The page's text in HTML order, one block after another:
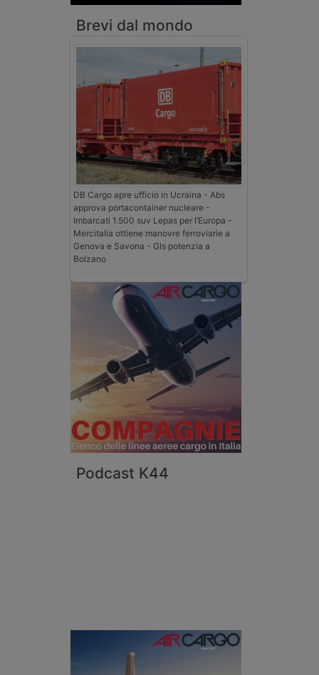
Brevi dal mondo
DB Cargo apre ufficio in Ucraina - Abs
approva portacontainer nucleare -
Imbarcati 1.500 suv Lepas per l’Europa -
Mercitalia ottiene manovre ferroviarie a
Genova e Savona - Gls potenzia a
Bolzano
Podcast K44